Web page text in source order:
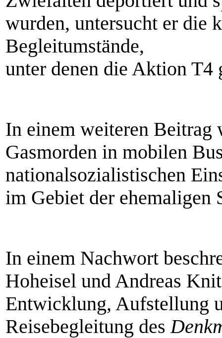
wurden, untersucht er die
Begleitumstände,
unter denen die Aktion T4
In einem weiteren Beitrag
Gasmorden in mobilen
nationalsozialistischen
im Gebiet der ehemaligen
In einem Nachwort
Hoheisel und Andreas
Entwicklung, Aufstellung
Reisebegleitung des